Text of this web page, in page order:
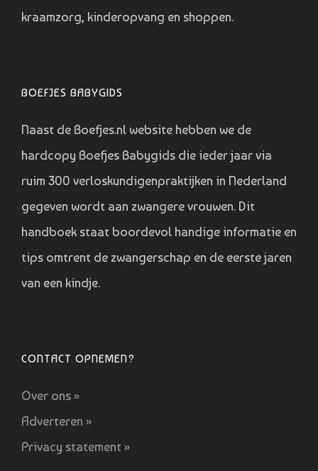
kraamzorg, kinderopvang en shoppen.
BOEFJES BABYGIDS
Naast de Boefjes.nl website hebben we de
hardcopy Boefjes Babygids die ieder jaar via
ruim 300 verloskundigenpraktijken in Nederland
gegeven wordt aan zwangere vrouwen. Dit
handboek staat boordevol handige informatie en
tips omtrent de zwangerschap en de eerste jaren
van een kindje.
CONTACT OPNEMEN?
Over ons »
Adverteren »
Privacy statement »